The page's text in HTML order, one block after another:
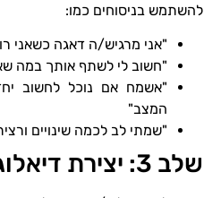
להשתמש בניסוחים כמו:
"אני מרגיש/ה דאגה כשאני
"חשוב לי לשתף אותך במה
"אשמח אם נוכל לחשוב
המצב"
"שמתי לב לכמה שינויים
שלב 3: יצירת דיאלוג פתוח ומכיל